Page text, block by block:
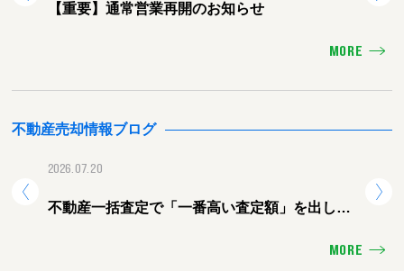
【重要】通常営業再開のお知らせ
MORE
不動産売却情報ブログ
2026.07.20
不動産一括査定で「一番高い査定額」を出した
MORE